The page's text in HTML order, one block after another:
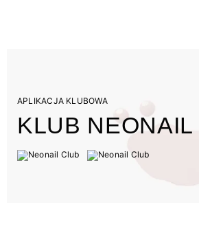
APLIKACJA KLUBOWA
KLUB NEONAIL